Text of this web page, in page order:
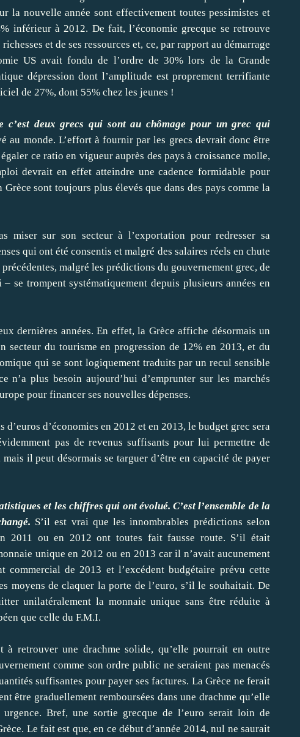
la nouvelle année sont effectivement toutes pessimistes et
inférieur à 2012. De fait, l’économie grecque se retrouve
et de ses ressources et, ce, par rapport au démarrage
US avait fondu de l’ordre de 30% lors de la Grande
dépression dont l’amplitude est proprement terrifiante
de 27%, dont 55% chez les jeunes !
c’est deux grecs qui sont au chômage pour un grec qui
au monde. L’effort à fournir par les grecs devrait donc être
ce ratio en vigueur auprès des pays à croissance molle,
devrait en effet atteindre une cadence formidable pour
sont toujours plus élevés que dans des pays comme la
miser sur son secteur à l’exportation pour redresser sa
qui ont été consentis et malgré des salaires réels en chute
malgré les prédictions du gouvernement grec, de
se trompent systématiquement depuis plusieurs années en
dernières années. En effet, la Grèce affiche désormais un
secteur du tourisme en progression de 12% en 2013, et du
qui se sont logiquement traduits par un recul sensible
n’a plus besoin aujourd’hui d’emprunter sur les marchés
pour financer ses nouvelles dépenses.
d’économies en 2012 et en 2013, le budget grec sera
pas de revenus suffisants pour lui permettre de
il peut désormais se targuer d’être en capacité de payer
et les chiffres qui ont évolué. C’est l’ensemble de la
S’il est vrai que les innombrables prédictions selon
2011 ou en 2012 ont toutes fait fausse route. S’il était
unique en 2012 ou en 2013 car il n’avait aucunement
commercial de 2013 et l’excédent budgétaire prévu cette
moyens de claquer la porte de l’euro, s’il le souhaitait. De
unilatéralement la monnaie unique sans être réduite à
que celle du F.M.I.
à retrouver une drachme solide, qu’elle pourrait en outre
comme son ordre public ne seraient pas menacés
suffisantes pour payer ses factures. La Grèce ne ferait
être graduellement remboursées dans une drachme qu’elle
urgence. Bref, une sortie grecque de l’euro serait loin de
Le fait est que, en ce début d’année 2014, nul ne saurait